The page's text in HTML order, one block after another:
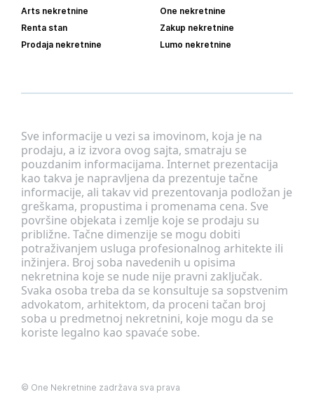
Sve informacije u vezi sa imovinom, koja je na
prodaju, a iz izvora ovog sajta, smatraju se
pouzdanim informacijama. Internet prezentacija
kao takva je napravljena da prezentuje tačne
informacije, ali takav vid prezentovanja podložan je
greškama, propustima i promenama cena. Sve
površine objekata i zemlje koje se prodaju su
približne. Tačne dimenzije se mogu dobiti
potraživanjem usluga profesionalnog arhitekte ili
inžinjera. Broj soba navedenih u opisima
nekretnina koje se nude nije pravni zaključak.
Svaka osoba treba da se konsultuje sa sopstvenim
advokatom, arhitektom, da proceni tačan broj
soba u predmetnoj nekretnini, koje mogu da se
koriste legalno kao spavaće sobe.
Arts nekretnine
One nekretnine
Renta stan
Zakup nekretnine
Prodaja nekretnine
Lumo nekretnine
© One Nekretnine zadržava sva prava